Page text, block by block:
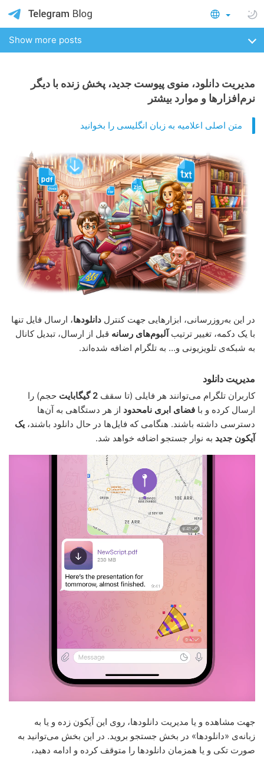
Show more posts
مدیریت دانلود، منوی پیوست جدید، پخش زنده با دیگر
نرم‌افزارها و موارد بیشتر
متن اصلی اعلامیه به زبان انگلیسی را بخوانید
در این به‌روزرسانی، ابزارهایی جهت کنترل دانلودها، ارسال فایل تنها
با یک دکمه، تغییر ترتیبآلبوم‌های رسانه قبل از ارسال، تبدیل کانال
به شبکه‌ی تلویزیونی و… به تلگرام اضافه شده‌اند.
مدیریت دانلود
کاربران تلگرام می‌توانند هر فایلی (تا سقف 2 گیگابایت
حجم) را
ارسال کرده و با فضای ابری نامحدود از هر دستگاهی به آن‌ها
دسترسی داشته باشند. هنگامی که فایل‌ها در حال دانلود باشند، یک
آیکون جدید به نوار جستجو اضافه خواهد شد.
جهت مشاهده و یا مدیریت دانلودها، روی این آیکون زده و یا به
زبانه‌ی «دانلودها» در بخش جستجو بروید. در این بخش می‌توانید به
صورت تکی و یا همزمان دانلودها را متوقف کرده و ادامه دهید،